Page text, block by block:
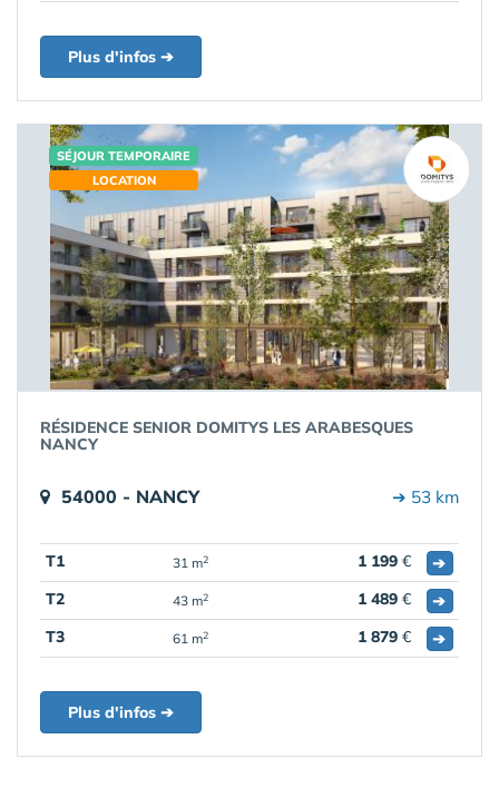
Plus d'infos ➔
SÉJOUR TEMPORAIRE
LOCATION
RÉSIDENCE SENIOR DOMITYS LES ARABESQUES
NANCY
54000 - NANCY ➔ 53 km
T1 31 m2 1 199 €
➔
T2
43 m2 1 489 €
➔
T3
61 m2 1 879 € ➔
Plus d'infos ➔